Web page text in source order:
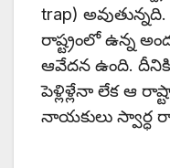
trap)
రాష్ట్రంలో ఉన్న
ఆవేదన ఉంది.
పెళ్లిళ్లేనా లేక ఆ
నాయకులు